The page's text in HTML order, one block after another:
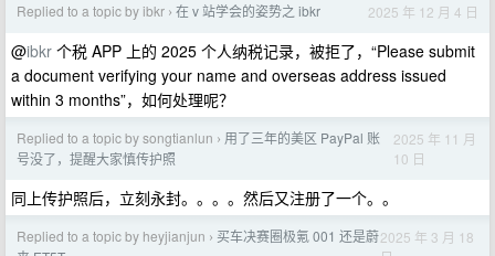
Replied to a topic by ibkr › 在 v 站学会的姿势之 ibkr 2025 年 12 月 4 日
@ibkr 个税 APP 上的 2025 个人纳税记录，被拒了，“Please submit
a document verifying your name and overseas address issued
within 3 months”，如何处理呢？
Replied to a topic by songtianlun › 用了三年的美区 PayPal 账
号没了，提醒大家慎传护照
2025 年 11 月
10 日
同上传护照后，立刻永封。。。。然后又注册了一个。。
Replied to a topic by heyjianjun › 买车决赛圈极氪 001 还是蔚2025 年 3 月 18